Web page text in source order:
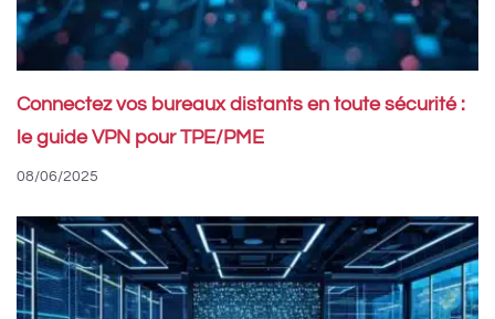
Connectez vos bureaux distants en toute sécurité :
le guide VPN pour TPE/PME
08/06/2025